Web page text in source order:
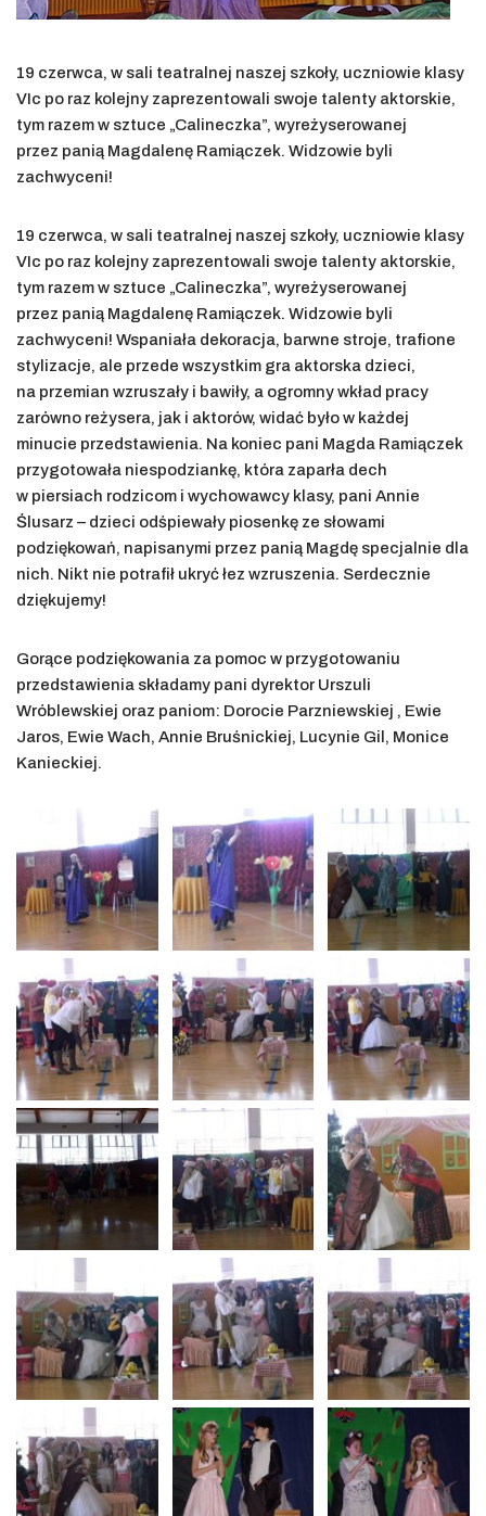
19 czerwca, w sali teatralnej naszej szkoły, uczniowie klasy
VIc po raz kolejny zaprezentowali swoje talenty aktorskie,
tym razem w sztuce „Calineczka”, wyreżyserowanej
przez panią Magdalenę Ramiączek. Widzowie byli
zachwyceni!
19 czerwca, w sali teatralnej naszej szkoły, uczniowie klasy
VIc po raz kolejny zaprezentowali swoje talenty aktorskie,
tym razem w sztuce „Calineczka”, wyreżyserowanej
przez panią Magdalenę Ramiączek. Widzowie byli
zachwyceni! Wspaniała dekoracja, barwne stroje, trafione
stylizacje, ale przede wszystkim gra aktorska dzieci,
na przemian wzruszały i bawiły, a ogromny wkład pracy
zarówno reżysera, jak i aktorów, widać było w każdej
minucie przedstawienia. Na koniec pani Magda Ramiączek
przygotowała niespodziankę, która zaparła dech
w piersiach rodzicom i wychowawcy klasy, pani Annie
Ślusarz – dzieci odśpiewały piosenkę ze słowami
podziękowań, napisanymi przez panią Magdę specjalnie dla
nich. Nikt nie potrafił ukryć łez wzruszenia. Serdecznie
dziękujemy!
Gorące podziękowania za pomoc w przygotowaniu
przedstawienia składamy pani dyrektor Urszuli
Wróblewskiej oraz paniom: Dorocie Parzniewskiej , Ewie
Jaros, Ewie Wach, Annie Bruśnickiej, Lucynie Gil, Monice
Kanieckiej.